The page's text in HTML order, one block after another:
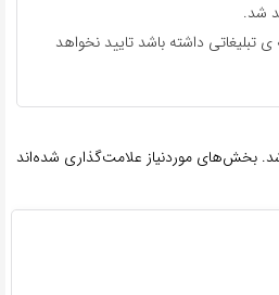
شد.
تبلیغاتی داشته باشد تایید نخواهد
بخش‌های موردنیاز علامت‌گذاری شده‌اند